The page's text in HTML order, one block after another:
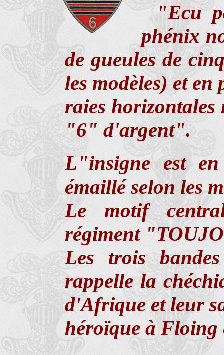
"Ecu
phénix
de gueules de
les modèles) et
raies
"6" d'argent".
L"insigne est
émaillé selon les
Le motif
régiment
Les trois
rappelle la
d'Afrique et leur
héroïque à Floing